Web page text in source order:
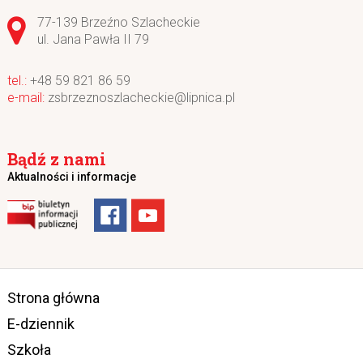
Adres pocztowy:
77-139 Brzeźno Szlacheckie
ul. Jana Pawła II 79
+48 59 821 86 59
zsbrzeznoszlacheckie@lipnica.pl
Bądź z nami
Aktualności i informacje
Strona główna
E-dziennik
Szkoła